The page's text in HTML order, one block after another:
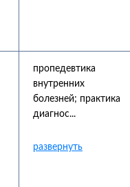
пропедевтика
внутренних
болезней; практика
диагнос...